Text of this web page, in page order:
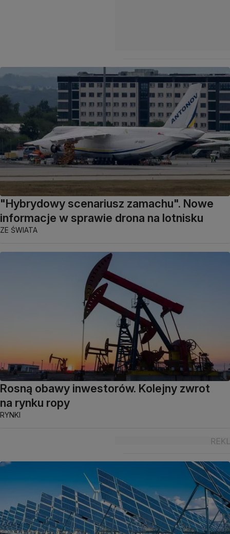
"Hybrydowy scenariusz zamachu". Nowe
informacje w sprawie drona na lotnisku
ZE ŚWIATA
Rosną obawy inwestorów. Kolejny zwrot
na rynku ropy
RYNKI